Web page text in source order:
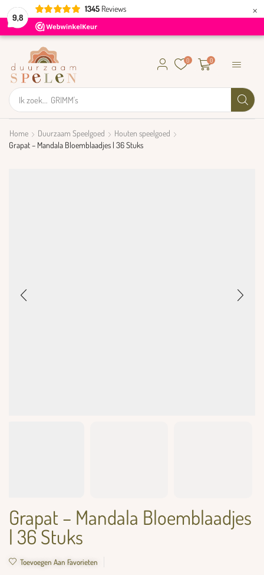
9,8
1345 Reviews ×
Ik zoek... GRIMM's
0 0
Home Duurzaam Speelgoed
Houten speelgoed
Grapat – Mandala Bloemblaadjes | 36 Stuks
Grapat – Mandala Bloemblaadjes
| 36 Stuks
Toevoegen Aan Favorieten